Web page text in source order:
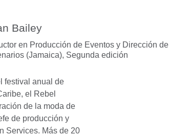
Bailey
en Producción de Eventos y Dirección de
(Jamaica), Segunda edición
festival anual de
el Rebel
de la moda de
de producción y
Services. Más de 20